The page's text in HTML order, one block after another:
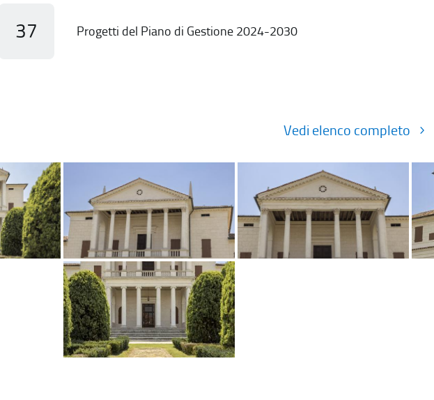
37 Progetti del Piano di Gestione 2024-2030
Vedi elenco completo